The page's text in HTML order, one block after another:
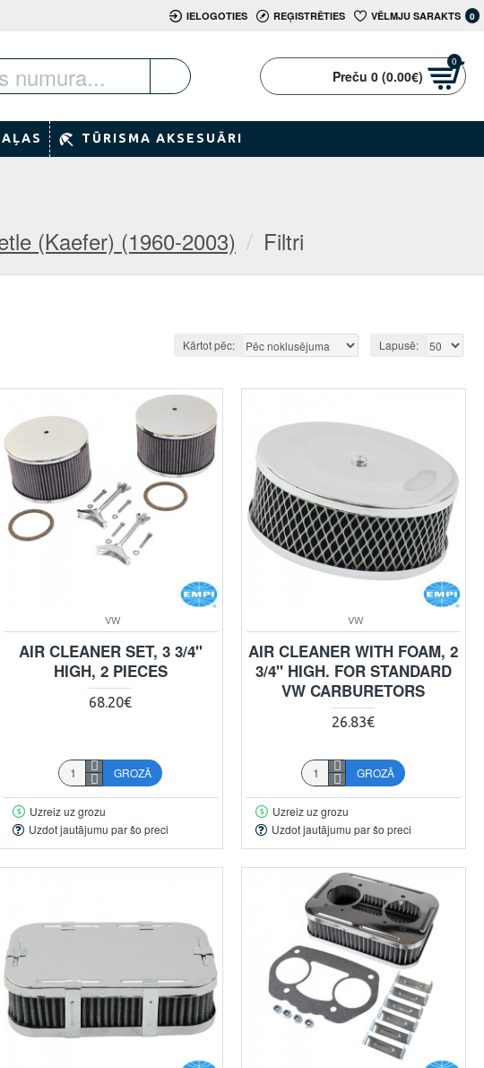
IELOGOTIES REĢISTRĒTIES VĒLMJU SARAKTS 0
Preču 0 (0.00€)
0
TŪRISMA AKSESUĀRI
(Kaefer) (1960-2003) Filtri
Kārtot pēc: Lapusē:
VW
AIR CLEANER SET, 3 3/4"
HIGH, 2 PIECES
68.20€
GROZĀ
Uzreiz uz grozu
Uzdot jautājumu par šo preci
VW
AIR CLEANER WITH FOAM, 2
3/4" HIGH. FOR STANDARD
VW CARBURETORS
26.83€
GROZĀ
Uzreiz uz grozu
Uzdot jautājumu par šo preci